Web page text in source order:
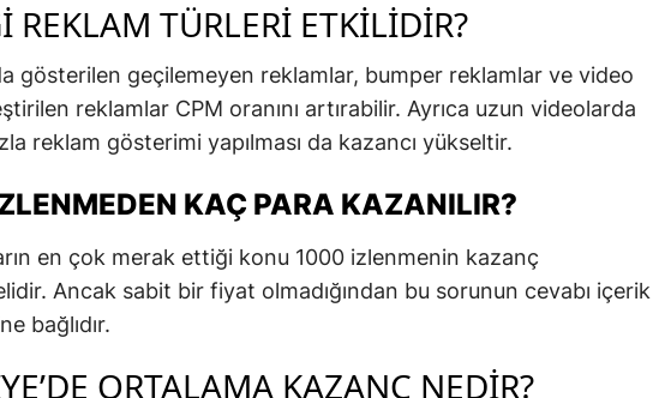
REKLAM TÜRLERI ETKILIDIR?
gösterilen geçilemeyen reklamlar, bumper reklamlar ve video
reklamlar CPM oranını artırabilir. Ayrıca uzun videolarda
reklam gösterimi yapılması da kazancı yükseltir.
KAÇ PARA KAZANILIR?
en çok merak ettiği konu 1000 izlenmenin kazanç
Ancak sabit bir fiyat olmadığından bu sorunun cevabı içerik
bağlıdır.
ORTALAMA KAZANÇ NEDIR?